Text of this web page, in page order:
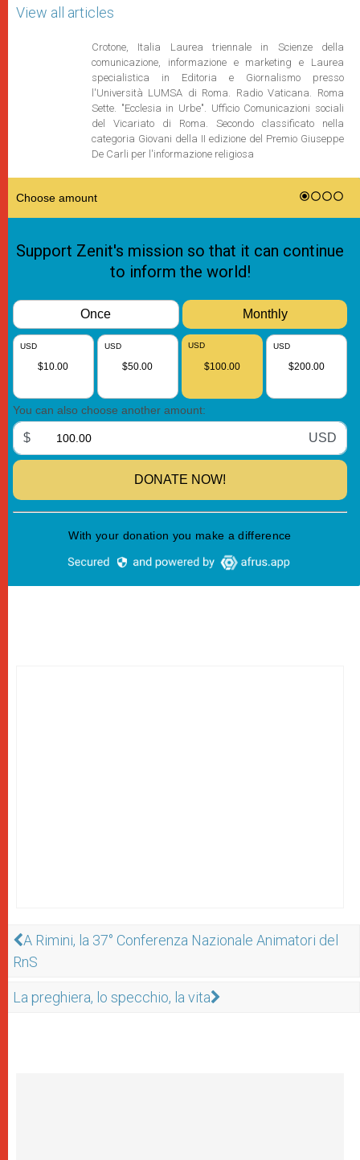
View all articles
Crotone, Italia Laurea triennale in Scienze della
comunicazione, informazione e marketing e Laurea
specialistica in Editoria e Giornalismo presso
l'Università LUMSA di Roma. Radio Vaticana. Roma
Sette. "Ecclesia in Urbe". Ufficio Comunicazioni sociali
del Vicariato di Roma. Secondo classificato nella
categoria Giovani della II edizione del Premio Giuseppe
De Carli per l'informazione religiosa
A Rimini, la 37° Conferenza Nazionale Animatori del
RnS
La preghiera, lo specchio, la vita